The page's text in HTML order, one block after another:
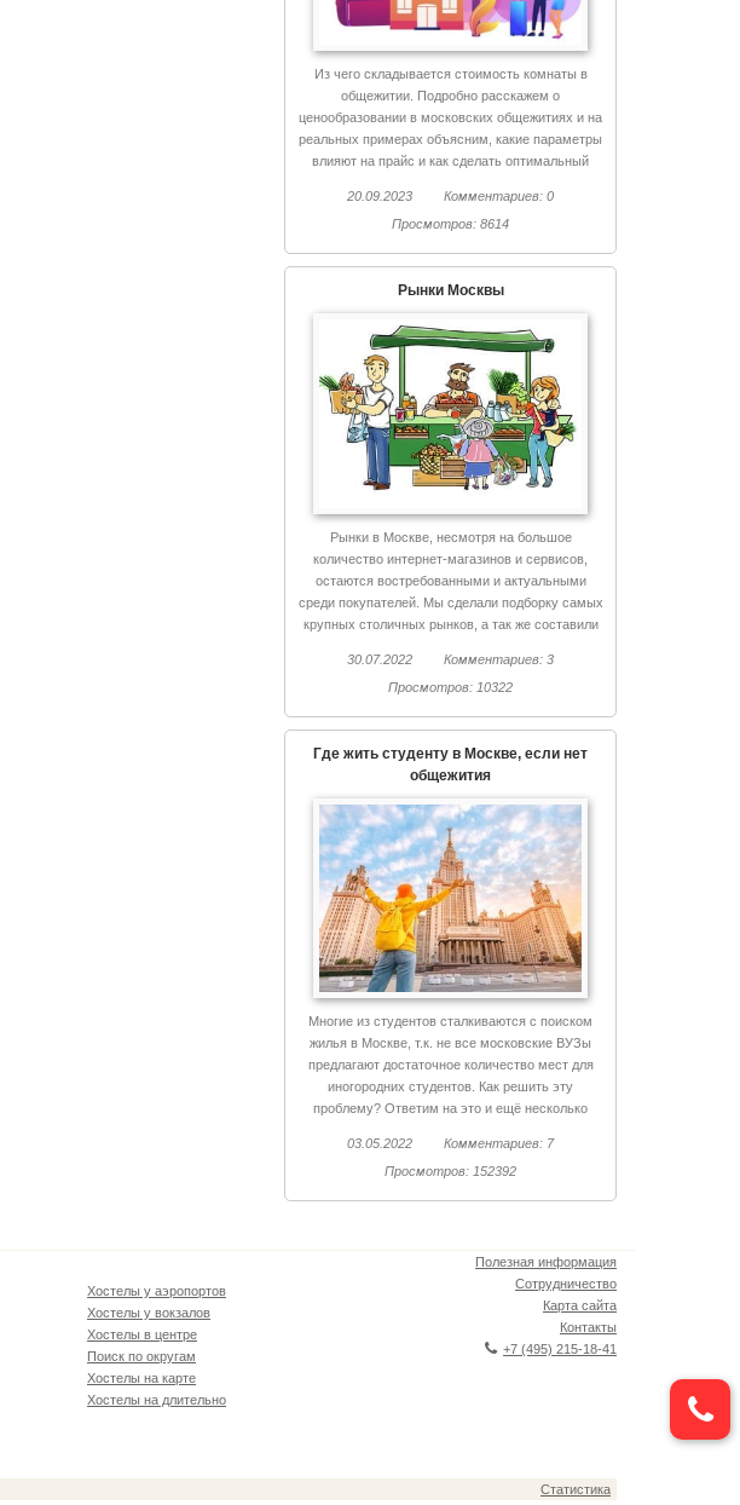
Из чего складывается стоимость комнаты в
общежитии. Подробно расскажем о
ценообразовании в московских общежитиях и на
реальных примерах объясним, какие параметры
влияют на прайс и как сделать оптимальный
20.09.2023
Комментариев: 0
Просмотров: 8614
Рынки Москвы
Рынки в Москве, несмотря на большое
количество интернет-магазинов и сервисов,
остаются востребованными и актуальными
среди покупателей. Мы сделали подборку самых
крупных столичных рынков, а так же составили
с каждым рынком.
30.07.2022
Комментариев: 3
Просмотров: 10322
Где жить студенту в Москве, если нет
общежития
Многие из студентов сталкиваются с поиском
жилья в Москве, т.к. не все московские ВУЗы
предлагают достаточное количество мест для
иногородних студентов. Как решить эту
проблему? Ответим на это и ещё несколько
03.05.2022
Комментариев: 7
Просмотров: 152392
Хостелы у аэропортов
Хостелы у вокзалов
Хостелы в центре
Поиск по округам
Хостелы на карте
Хостелы на длительно
Полезная информация
Сотрудничество
Карта сайта
Контакты
+7 (495) 215-18-41
Статистика